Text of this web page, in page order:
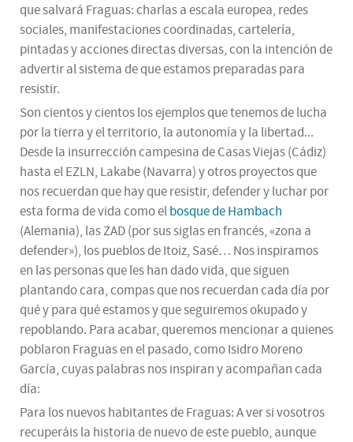
que salvará Fraguas: charlas a escala europea, redes
sociales, manifestaciones coordinadas, cartelería,
pintadas y acciones directas diversas, con la intención de
advertir al sistema de que estamos preparadas para
resistir.
Son cientos y cientos los ejemplos que tenemos de lucha
por la tierra y el territorio, la autonomía y la libertad...
Desde la insurrección campesina de Casas Viejas (Cádiz)
hasta el EZLN, Lakabe (Navarra) y otros proyectos que
nos recuerdan que hay que resistir, defender y luchar por
esta forma de vida como elbosque de Hambach
(Alemania), las ZAD (por sus siglas en francés, «zona a
defender»), los pueblos de Itoiz, Sasé… Nos inspiramos
en las personas que les han dado vida, que siguen
plantando cara, compas que nos recuerdan cada día por
qué y para qué estamos y que seguiremos okupado y
repoblando. Para acabar, queremos mencionar a quienes
poblaron Fraguas en el pasado, como Isidro Moreno
García, cuyas palabras nos inspiran y acompañan cada
día:
Para los nuevos habitantes de Fraguas: A ver si vosotros
recuperáis la historia de nuevo de este pueblo, aunque